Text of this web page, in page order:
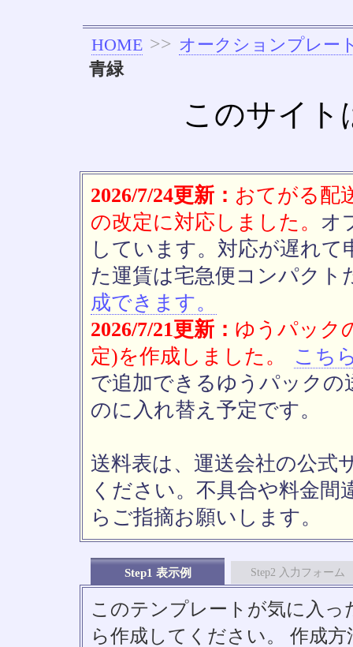
HOME >> オークションプレー
青緑
このサイト
2026/7/24更新： おてがる配
の改定に対応しました。 オ
しています。対応が遅れ
た運賃は宅急便コンパクト
成できます。
2026/7/21更新： ゆうパック
定)を作成しました。
こち
で追加できるゆうパックの
のに入れ替え予定です。
送料表は、運送会社の公式
ください。不具合や料金間
らご指摘お願いします。
Step1 表示例 Step2 入力フォーム
このテンプレートが気に入っ
ら作成してください。 作成